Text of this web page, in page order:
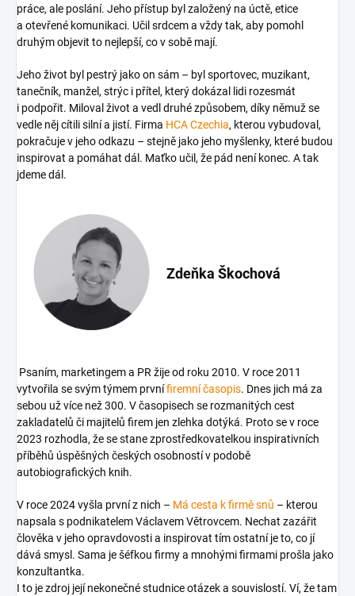
práce, ale poslání. Jeho přístup byl založený na úctě, etice
a otevřené komunikaci. Učil srdcem a vždy tak, aby pomohl
druhým objevit to nejlepší, co v sobě mají.
Jeho život byl pestrý jako on sám – byl sportovec, muzikant,
tanečník, manžel, strýc i přítel, který dokázal lidi rozesmát
i podpořit. Miloval život a vedl druhé způsobem, díky němuž se
vedle něj cítili silní a jistí. Firma HCA Czechia, kterou vybudoval,
pokračuje v jeho odkazu – stejně jako jeho myšlenky, které budou
inspirovat a pomáhat dál. Maťko učil, že pád není konec. A tak
jdeme dál.
Zdeňka Škochová
Psaním, marketingem a PR žije od roku 2010. V roce 2011
vytvořila se svým týmem prvnífiremní časopis. Dnes jich má za
sebou už více než 300. V časopisech se rozmanitých cest
zakladatelů či majitelů firem jen zlehka dotýká. Proto se v roce
2023 rozhodla, že se stane zprostředkovatelkou inspirativních
příběhů úspěšných českých osobností v podobě
autobiografických knih.
V roce 2024 vyšla první z nich – Má cesta k firmě snů – kterou
napsala s podnikatelem Václavem Větrovcem. Nechat zazářit
člověka v jeho opravdovosti a inspirovat tím ostatní je to, co jí
dává smysl. Sama je šéfkou firmy a mnohými firmami prošla jako
konzultantka.
I to je zdroj její nekonečné studnice otázek a souvislostí. Ví, že tam